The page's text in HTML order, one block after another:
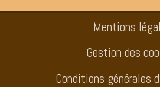
Mentions
Gestion des
Conditions générales